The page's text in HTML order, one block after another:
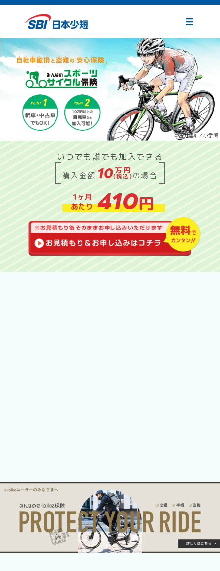
©玉井雪雄／小学館
いつでも誰でも加入できる
購入金額 10万円
(税込)の場合
1ヶ月
あたり 410円